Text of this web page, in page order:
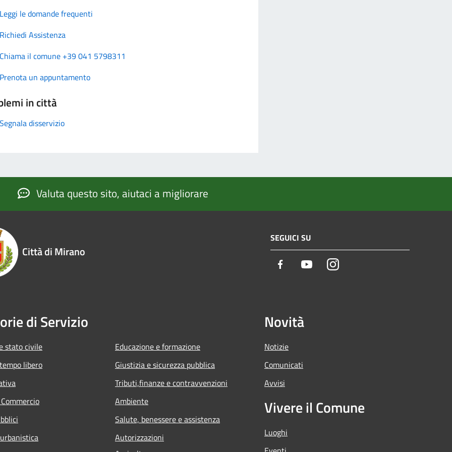
Leggi le domande frequenti
Richiedi Assistenza
Chiama il comune +39 041 5798311
Prenota un appuntamento
in città
Segnala disservizio
Valuta questo sito, aiutaci a migliorare
Città di Mirano
SEGUICI SU
Facebook YoutubeInstagram
di Servizio
stato civile
libero
Educazione e formazione
Giustizia e sicurezza pubblica
Tributi,finanze e contravvenzioni
Ambiente
Salute, benessere e assistenza
Autorizzazioni
Novità
Notizie
Comunicati
Avvisi
Vivere il Comune
Luoghi